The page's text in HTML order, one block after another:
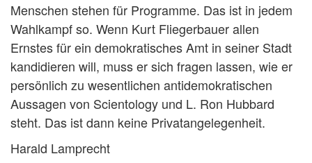
Menschen stehen für Programme. Das ist in jedem
Wahlkampf so. Wenn Kurt Fliegerbauer allen
Ernstes für ein demokratisches Amt in seiner Stadt
kandidieren will, muss er sich fragen lassen, wie er
persönlich zu wesentlichen antidemokratischen
Aussagen von Scientology und L. Ron Hubbard
steht. Das ist dann keine Privatangelegenheit.
Harald Lamprecht